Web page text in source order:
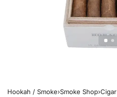
Hookah / Smoke›Smoke Shop›Cigar